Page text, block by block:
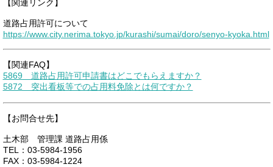
【関連リンク】
道路占用許可について
https://www.city.nerima.tokyo.jp/kurashi/sumai/doro/senyo-kyoka.html
【関連FAQ】
5869 道路占用許可申請書はどこでもらえますか？
5872 突出看板等での占用料免除とは何ですか？
【お問合せ先】
土木部 管理課 道路占用係
TEL：03-5984-1956
FAX：03-5984-1224